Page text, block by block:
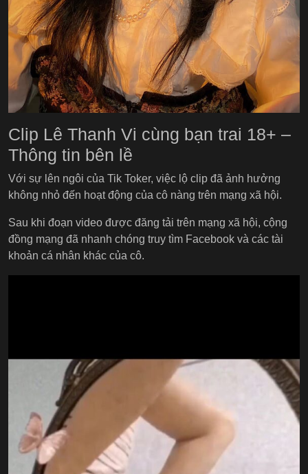
Clip Lê Thanh Vi cùng bạn trai 18+ –
Thông tin bên lề
Với sự lên ngôi của Tik Toker, việc lộ clip đã ảnh hưởng
không nhỏ đến hoạt động của cô nàng trên mạng xã hội.
Sau khi đoạn video được đăng tải trên mạng xã hội, cộng
đồng mạng đã nhanh chóng truy tìm Facebook và các tài
khoản cá nhân khác của cô.